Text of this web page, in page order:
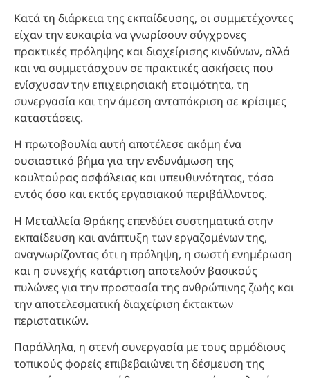
Κατά τη διάρκεια της εκπαίδευσης, οι συμμετέχοντες
είχαν την ευκαιρία να γνωρίσουν σύγχρονες
πρακτικές πρόληψης και διαχείρισης κινδύνων, αλλά
και να συμμετάσχουν σε πρακτικές ασκήσεις που
ενίσχυσαν την επιχειρησιακή ετοιμότητα, τη
συνεργασία και την άμεση ανταπόκριση σε κρίσιμες
καταστάσεις.
Η πρωτοβουλία αυτή αποτέλεσε ακόμη ένα
ουσιαστικό βήμα για την ενδυνάμωση της
κουλτούρας ασφάλειας και υπευθυνότητας, τόσο
εντός όσο και εκτός εργασιακού περιβάλλοντος.
Η Μεταλλεία Θράκης επενδύει συστηματικά στην
εκπαίδευση και ανάπτυξη των εργαζομένων της,
αναγνωρίζοντας ότι η πρόληψη, η σωστή ενημέρωση
και η συνεχής κατάρτιση αποτελούν βασικούς
πυλώνες για την προστασία της ανθρώπινης ζωής και
την αποτελεσματική διαχείριση έκτακτων
περιστατικών.
Παράλληλα, η στενή συνεργασία με τους αρμόδιους
τοπικούς φορείς επιβεβαιώνει τη δέσμευση της